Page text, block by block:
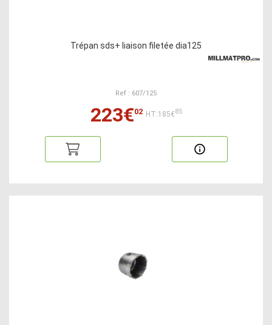
Trépan sds+ liaison filetée dia125
Ref : 607/125
223€02 HT:185€85